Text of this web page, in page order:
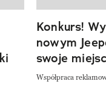
Konkurs!
nowym
swoje
Współpraca